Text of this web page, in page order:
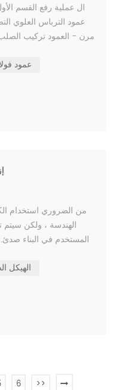
ال عملية رفع القسم
عمود الترباس العلوي
مرن - العمود تركيب
في ذلك طول تمديد
عمود
من الضروري استخدام
الهندسة ، ولكن
المستخدم في البناء صدئ.
عملية التخليل إزالة
حمضي لإزالة الزيت
الهيكل
6 >>